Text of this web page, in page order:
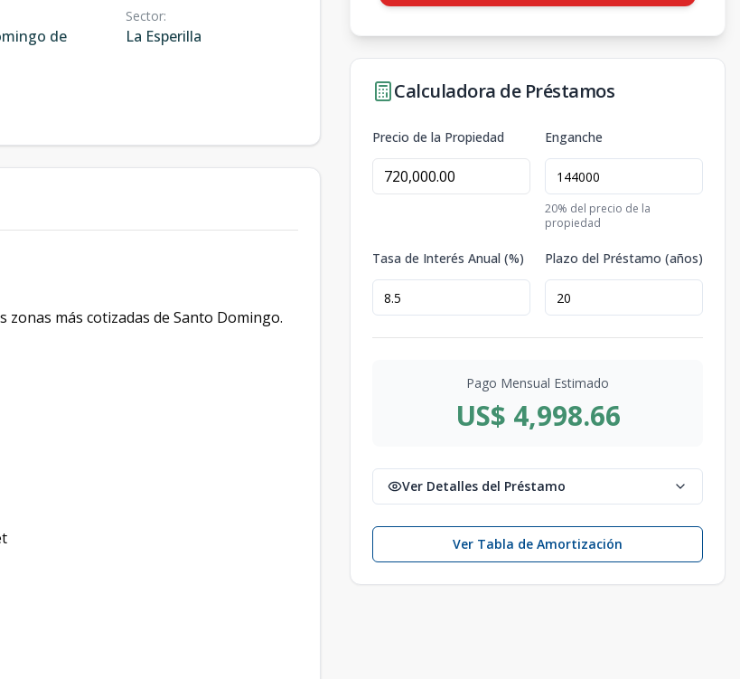
de
Sector:
La Esperilla
zonas más cotizadas de Santo Domingo.
Calculadora de Préstamos
Precio de la Propiedad Enganche
20% del precio de la
propiedad
Tasa de Interés Anual (%) Plazo del Préstamo (años)
Pago Mensual Estimado
US$ 4,998.66
Ver Detalles del Préstamo
Ver Tabla de Amortización